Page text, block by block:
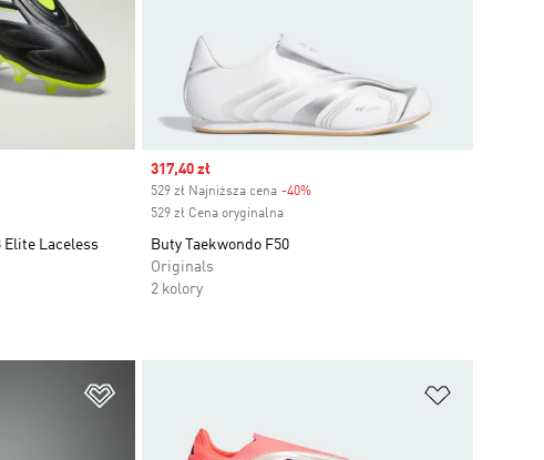
Elite Laceless
Sale price
317,40 zł
529 zł Najniższa cena -40%Discount
529 zł Cena oryginalna
Buty Taekwondo F50
Originals
2 kolory